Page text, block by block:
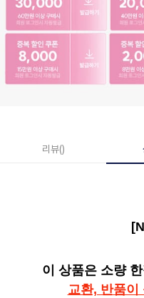
리뷰()
이 상품은 소량
교환, 반품이